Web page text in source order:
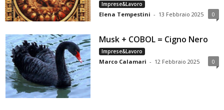
Imprese&Lavoro
Elena Tempestini - 13 Febbraio 2025 0
Musk + COBOL = Cigno Nero
Imprese&Lavoro
Marco Calamari - 12 Febbraio 2025 0